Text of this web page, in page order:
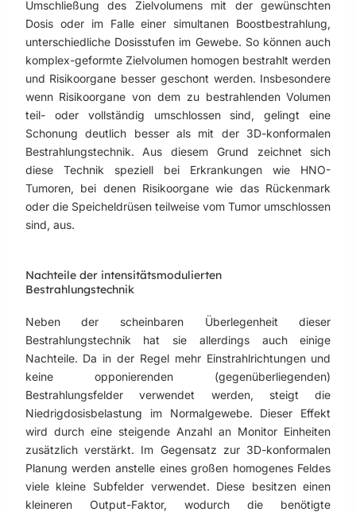
Umschließung des Zielvolumens mit der gewünschten
Dosis oder im Falle einer simultanen Boostbestrahlung,
unterschiedliche Dosisstufen im Gewebe. So können auch
komplex-geformte Zielvolumen homogen bestrahlt werden
und Risikoorgane besser geschont werden. Insbesondere
wenn Risikoorgane von dem zu bestrahlenden Volumen
teil- oder vollständig umschlossen sind, gelingt eine
Schonung deutlich besser als mit der 3D-konformalen
Bestrahlungstechnik. Aus diesem Grund zeichnet sich
diese Technik speziell bei Erkrankungen wie HNO-
Tumoren, bei denen Risikoorgane wie das Rückenmark
oder die Speicheldrüsen teilweise vom Tumor umschlossen
sind, aus.
Nachteile der intensitätsmodulierten
Bestrahlungstechnik
Neben der scheinbaren Überlegenheit dieser
Bestrahlungstechnik hat sie allerdings auch einige
Nachteile. Da in der Regel mehr Einstrahlrichtungen und
keine opponierenden (gegenüberliegenden)
Bestrahlungsfelder verwendet werden, steigt die
Niedrigdosisbelastung im Normalgewebe. Dieser Effekt
wird durch eine steigende Anzahl an Monitor Einheiten
zusätzlich verstärkt. Im Gegensatz zur 3D-konformalen
Planung werden anstelle eines großen homogenes Feldes
viele kleine Subfelder verwendet. Diese besitzen einen
kleineren Output-Faktor, wodurch die benötigte